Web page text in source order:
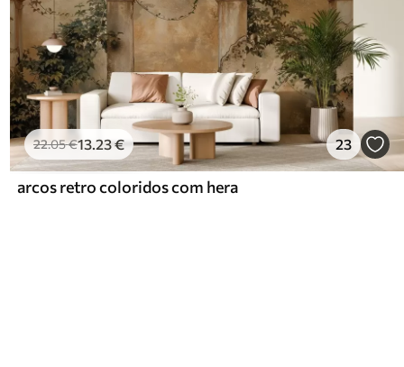
22.05€13.23€ 23
arcos retro coloridos com hera